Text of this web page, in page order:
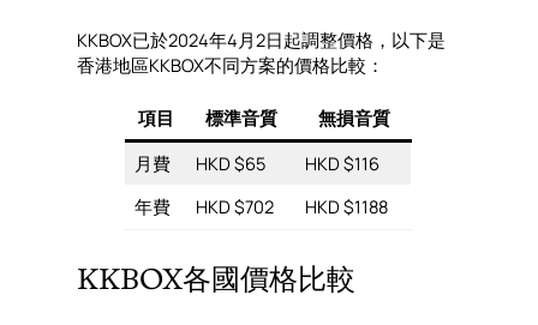
KKBOX已於2024年4月2日起調整價格，以下是
香港地區KKBOX不同方案的價格比較：
項目 標準音質
無損音質
月費
HKD $65
HKD $116
年費
HKD $702 HKD $1188
KKBOX各國價格比較